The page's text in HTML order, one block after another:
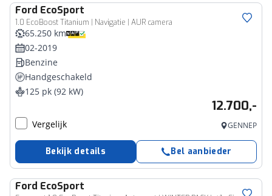
Ford EcoSport
1.0 EcoBoost Titanium | Navigatie | AUR camera
65.250 km
02-2019
Benzine
Handgeschakeld
125 pk (92 kW)
12.700,-
Vergelijk GENNEP
Bekijk details Bel aanbieder
Ford EcoSport